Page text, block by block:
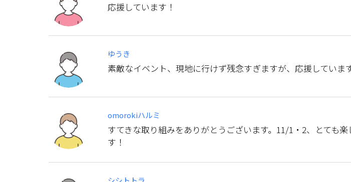
応援しています！
ゆうき
素敵なイベント、現地に行けず残念すぎますが、応援していま
omorokiハルミ
すてきな取り組みをありがとうございます。11/1・2、とても楽
す！